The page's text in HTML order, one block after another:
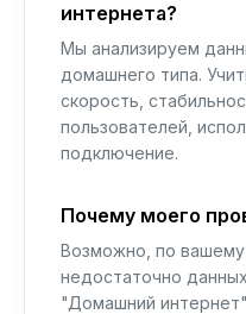
интернета?
Мы анализируем
домашнего типа.
скорость,
пользователей,
подключение.
Почему моего
Возможно, по
недостаточно
"Домашний